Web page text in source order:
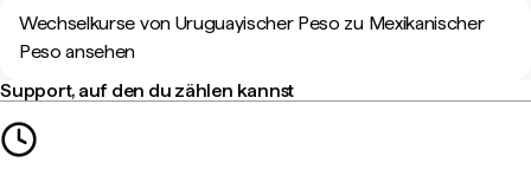
Wechselkurse von Uruguayischer Peso zu Mexikanischer
Peso ansehen
Support, auf den du zählen kannst